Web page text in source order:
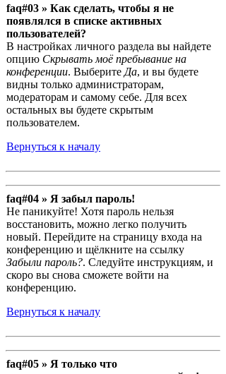
faq#03 » Как сделать, чтобы я не
появлялся в списке активных
пользователей?
В настройках личного раздела вы найдете
опцию Скрывать моё пребывание на
конференции. Выберите Да, и вы будете
видны только администраторам,
модераторам и самому себе. Для всех
остальных вы будете скрытым
пользователем.
Вернуться к началу
faq#04 » Я забыл пароль!
Не паникуйте! Хотя пароль нельзя
восстановить, можно легко получить
новый. Перейдите на страницу входа на
конференцию и щёлкните на ссылку
Забыли пароль?. Следуйте инструкциям, и
скоро вы снова сможете войти на
конференцию.
Вернуться к началу
faq#05 » Я только что